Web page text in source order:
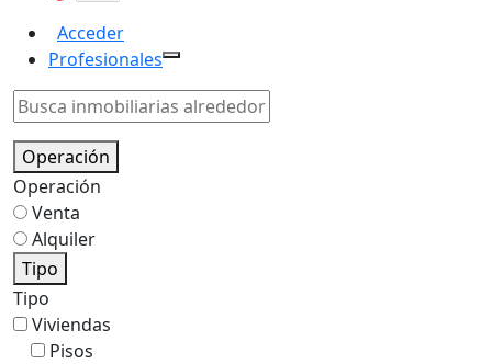
Acceder
Profesionales
Operación
Operación
Venta
Alquiler
Tipo
Tipo
Viviendas
Pisos